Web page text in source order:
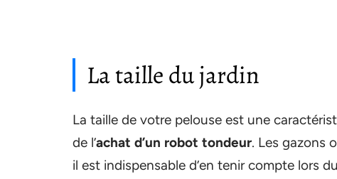
La taille du jardin
La taille de votre pelouse est une
de l’achat d’un robot tondeur. Les gazons
il est indispensable d’en tenir compte lors